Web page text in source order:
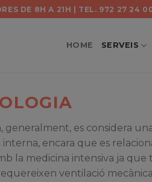
DE 8H A 21H | TEL. 972 27 24
HOME SERVEIS
generalment, es considera
encara que es
la medicina intensiva ja que
ventilació